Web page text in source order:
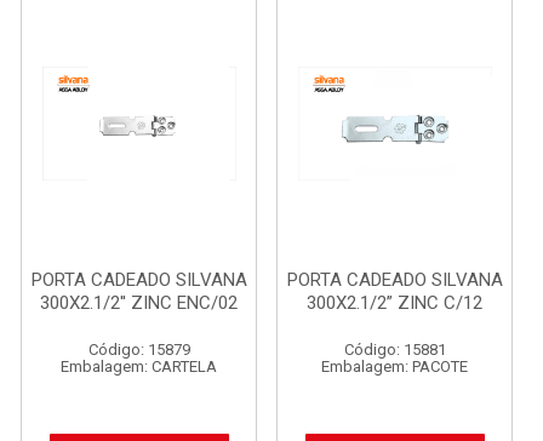
PORTA CADEADO SILVANA
300X2.1/2'' ZINC ENC/02
Código: 15879
Embalagem: CARTELA
PORTA CADEADO SILVANA
300X2.1/2” ZINC C/12
Código: 15881
Embalagem: PACOTE